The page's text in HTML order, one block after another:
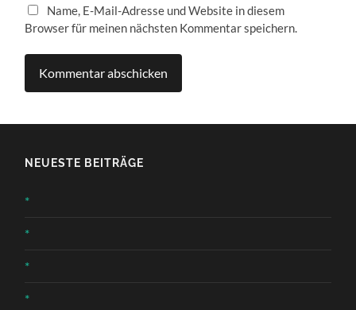
Name, E-Mail-Adresse und Website in diesem
Browser für meinen nächsten Kommentar speichern.
NEUESTE BEITRÄGE
*
*
*
*